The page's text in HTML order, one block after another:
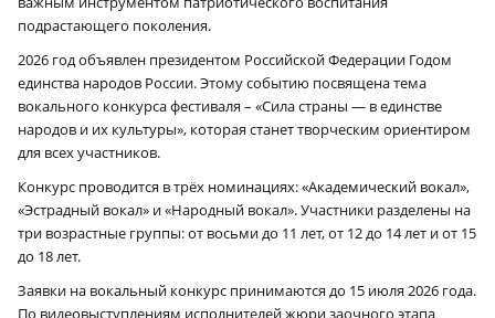
подрастающего поколения.
2026 год объявлен президентом Российской Федерации Годом
единства народов России. Этому событию посвящена тема
вокального конкурса фестиваля – «Сила страны — в единстве
народов и их культуры», которая станет творческим ориентиром
для всех участников.
Конкурс проводится в трёх номинациях: «Академический вокал»,
«Эстрадный вокал» и «Народный вокал». Участники разделены на
три возрастные группы: от восьми до 11 лет, от 12 до 14 лет и от 15
до 18 лет.
Заявки на вокальный конкурс принимаются до 15 июля 2026 года.
По видеовыступлениям исполнителей жюри заочного этапа